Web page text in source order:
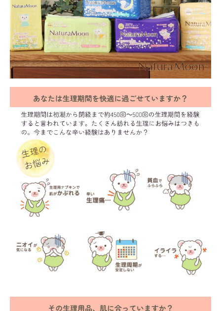
meeting_room ログイン person 会員登録